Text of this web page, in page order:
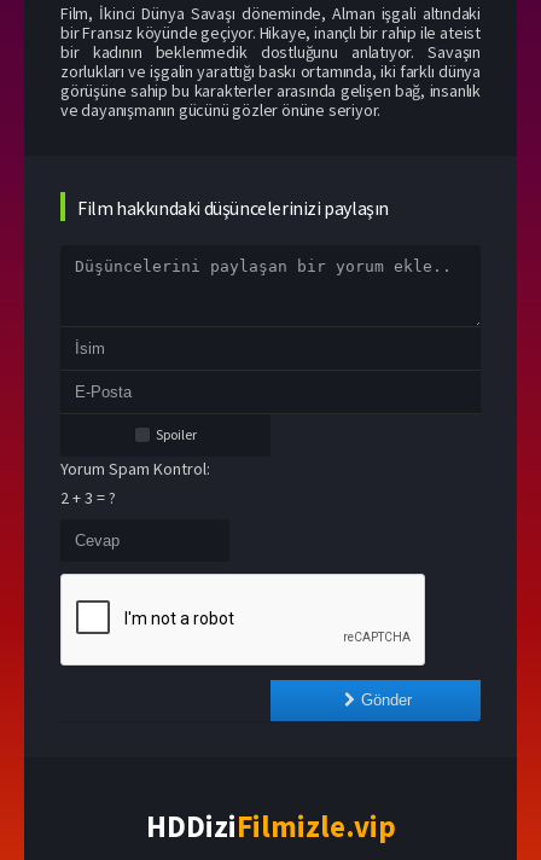
Film, İkinci Dünya Savaşı döneminde, Alman işgali altındaki
bir Fransız köyünde geçiyor. Hikaye, inançlı bir rahip ile ateist
bir kadının beklenmedik dostluğunu anlatıyor. Savaşın
zorlukları ve işgalin yarattığı baskı ortamında, iki farklı dünya
görüşüne sahip bu karakterler arasında gelişen bağ, insanlık
ve dayanışmanın gücünü gözler önüne seriyor.
Film hakkındaki düşüncelerinizi paylaşın
Spoiler
Yorum Spam Kontrol:
2 + 3 = ?
Gönder
HDDiziFilmizle.vip